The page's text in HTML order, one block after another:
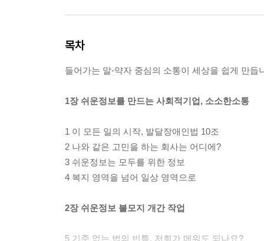
목차
들어가는 말-약자 중심의 소통이 세상을 쉽게 만듭
1장 쉬운정보를 만드는 사회적기업, 소소한소통
1 이 모든 일의 시작, 발달장애인법 10조
2 나와 같은 고민을 하는 회사는 어디에?
3 쉬운정보는 모두를 위한 정보
4 복지 영역을 넘어 일상 영역으로
2장 쉬운정보 불모지 개간 작업
5 기준 없는 법의 빈틈, 저희가 메워도 되나요?